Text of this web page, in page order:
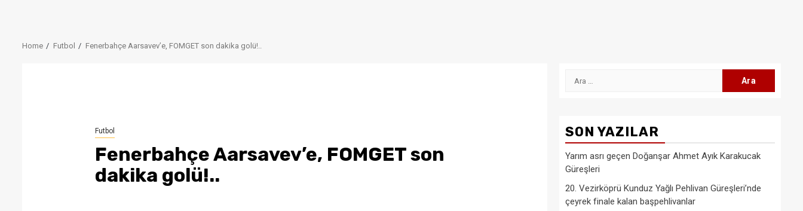
Home Futbol Fenerbahçe Aarsavev’e, FOMGET son dakika golü!..
Futbol
Fenerbahçe Aarsavev’e, FOMGET son
dakika golü!..
Arama:
SON YAZILAR
Yarım asrı geçen Doğanşar Ahmet Ayık Karakucak
Güreşleri
20. Vezirköprü Kunduz Yağlı Pehlivan Güreşleri’nde
çeyrek finale kalan başpehlivanlar